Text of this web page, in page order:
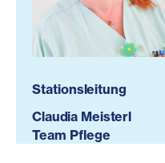
Stationsleitung
Claudia Meisterl
Team Pflege